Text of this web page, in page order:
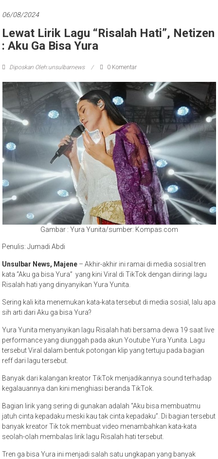
06/08/2024
Lewat Lirik Lagu “Risalah Hati”, Netizen
: Aku Ga Bisa Yura
Diposkan Oleh:unsulbarnews 0 Komentar
Gambar : Yura Yunita/sumber: Kompas.com
Penulis: Jumadi Abdi
Unsulbar News, Majene – Akhir-akhir ini ramai di media sosial tren
kata “Aku ga bisa Yura” yang kini Viral di TikTok dengan diiringi lagu
Risalah hati yang dinyanyikan Yura Yunita.
Sering kali kita menemukan kata-kata tersebut di media sosial, lalu apa
sih arti dari Aku ga bisa Yura?
Yura Yunita menyanyikan lagu Risalah hati bersama dewa 19 saat live
performance yang diunggah pada akun Youtube Yura Yunita. Lagu
tersebut Viral dalam bentuk potongan klip yang tertuju pada bagian
reff dari lagu tersebut.
Banyak dari kalangan kreator TikTok menjadikannya sound terhadap
kegalauannya dan kini menghiasi beranda TikTok.
Bagian lirik yang sering di gunakan adalah “Aku bisa membuatmu
jatuh cinta kepadaku meski kau tak cinta kepadaku”. Di bagian tersebut
banyak kreator Tik tok membuat video menambahkan kata-kata
seolah-olah membalas lirik lagu Risalah hati tersebut.
Tren ga bisa Yura ini menjadi salah satu ungkapan yang banyak